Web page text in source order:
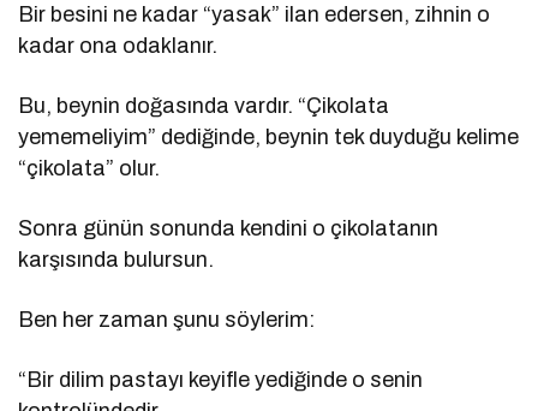
Bir besini ne kadar “yasak” ilan edersen, zihnin o
kadar ona odaklanır.
Bu, beynin doğasında vardır. “Çikolata
yememeliyim” dediğinde, beynin tek duyduğu kelime
“çikolata” olur.
Sonra günün sonunda kendini o çikolatanın
karşısında bulursun.
Ben her zaman şunu söylerim:
“Bir dilim pastayı keyifle yediğinde o senin